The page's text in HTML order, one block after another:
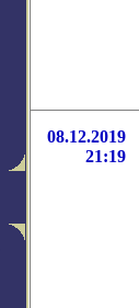
08.12.2019
21:19